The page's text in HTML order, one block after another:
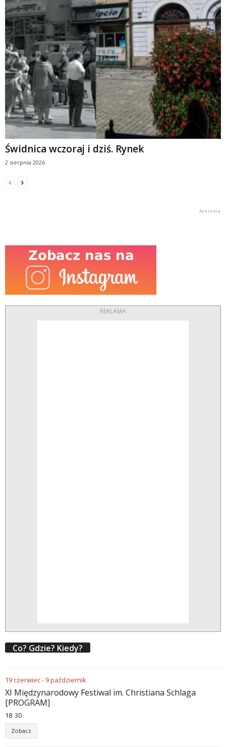
Świdnica wczoraj i dziś. Rynek
2 sierpnia 2026
REKLAMA
Co? Gdzie? Kiedy?
19czerwiec- 9październik
XI Międzynarodowy Festiwal im. Christiana Schlaga
[PROGRAM]
18 30
Zobacz